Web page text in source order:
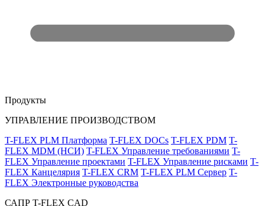
Продукты
УПРАВЛЕНИЕ ПРОИЗВОДСТВОМ
T-FLEX PLM Платформа T-FLEX DOCs T-FLEX PDM T-
FLEX MDM (НСИ) T-FLEX Управление требованиями T-
FLEX Управление проектами T-FLEX Управление рисками T-
FLEX Канцелярия T-FLEX CRM T-FLEX PLM Сервер T-
FLEX Электронные руководства
САПР T-FLEX CAD